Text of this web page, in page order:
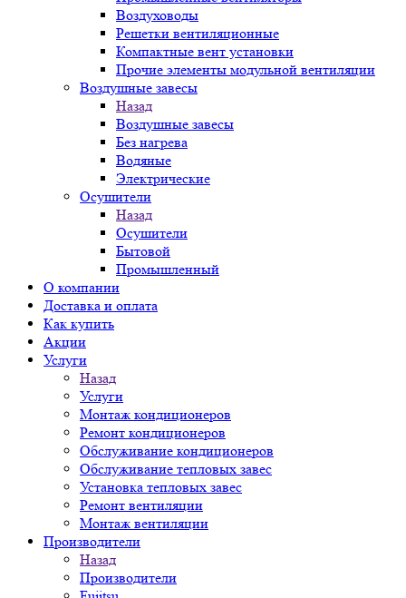
Воздуховоды
Решетки вентиляционные
Компактные вент установки
Прочие элементы модульной вентиляции
Воздушные завесы
Назад
Воздушные завесы
Без нагрева
Водяные
Электрические
Осушители
Назад
Осушители
Бытовой
Промышленный
О компании
Доставка и оплата
Как купить
Акции
Услуги
Назад
Услуги
Монтаж кондиционеров
Ремонт кондиционеров
Обслуживание кондиционеров
Обслуживание тепловых завес
Установка тепловых завес
Ремонт вентиляции
Монтаж вентиляции
Производители
Назад
Производители